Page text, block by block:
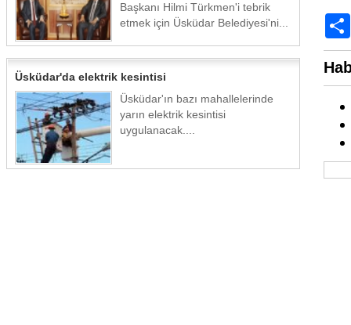
Başkanı Hilmi Türkmen'i tebrik
etmek için Üsküdar Belediyesi'ni...
Üsküdar'da elektrik kesintisi
Üsküdar'ın bazı mahallelerinde
yarın elektrik kesintisi
uygulanacak....